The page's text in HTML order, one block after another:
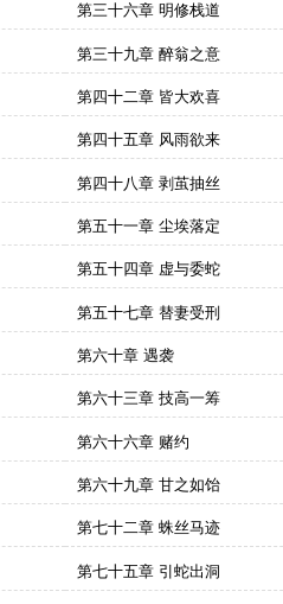
第三十六章 明修栈道
第三十九章 醉翁之意
第四十二章 皆大欢喜
第四十五章 风雨欲来
第四十八章 剥茧抽丝
第五十一章 尘埃落定
第五十四章 虚与委蛇
第五十七章 替妻受刑
第六十章 遇袭
第六十三章 技高一筹
第六十六章 赌约
第六十九章 甘之如饴
第七十二章 蛛丝马迹
第七十五章 引蛇出洞